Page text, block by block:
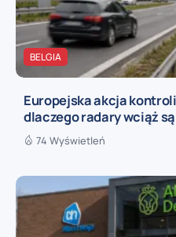
BELGIA
Europejska akcja
dlaczego radary wciąż
74 Wyświetleń